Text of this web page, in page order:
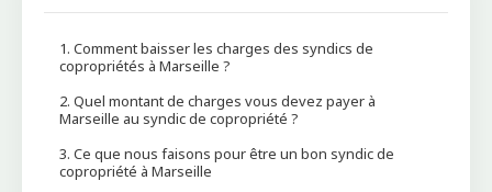
1. Comment baisser les charges des syndics de
copropriétés à Marseille ?
2. Quel montant de charges vous devez payer à
Marseille au syndic de copropriété ?
3. Ce que nous faisons pour être un bon syndic de
copropriété à Marseille